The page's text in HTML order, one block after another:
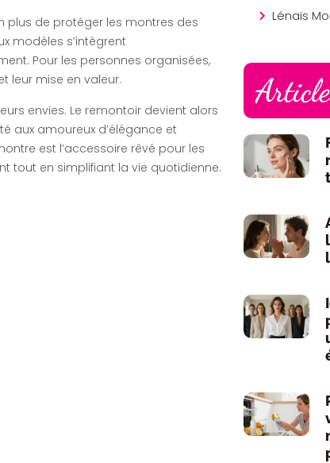
plus de protéger les montres des
modèles s’intègrent
Pour les personnes organisées,
leur mise en valeur.
envies. Le remontoir devient alors
aux amoureux d’élégance et
est l’accessoire rêvé pour les
tout en simplifiant la vie quotidienne.
Lénaïs